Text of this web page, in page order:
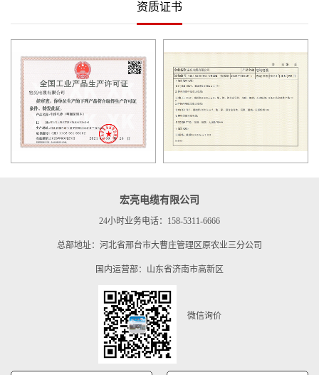
资质证书
宏亮电缆有限公司
24小时业务电话：158-5311-6666
总部地址：河北省邢台市大曹庄管理区原农业三分公司
国内运营部：山东省济南市高新区
微信询价